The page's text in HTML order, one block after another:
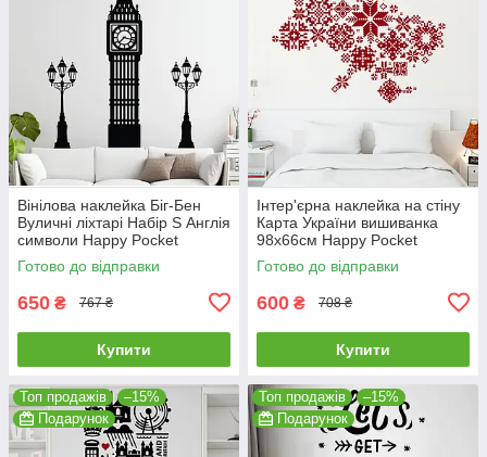
Вінілова наклейка Біг-Бен
Вуличні ліхтарі Набір S Англія
символи Happy Pocket
Чорний матовий HP-073S-
070M
Готово до відправки
650 ₴ 767 ₴
Купити
Інтер'єрна наклейка на стіну
Карта України вишиванка
98х66см Happy Pocket
Червоний матовий HP-079S-
30M
Готово до відправки
600 ₴ 708 ₴
Купити
Топ продажів
–15%
Подарунок
Топ продажів
–15%
Подарунок